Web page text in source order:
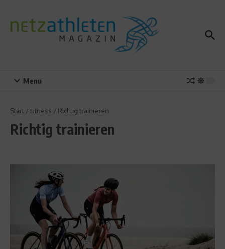
Menu
Start / Fitness / Richtig trainieren
Richtig trainieren